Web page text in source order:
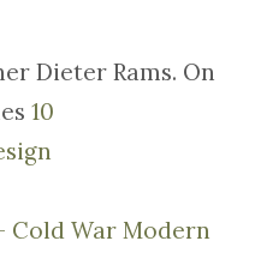
Dieter Rams. On
10
Cold War Modern